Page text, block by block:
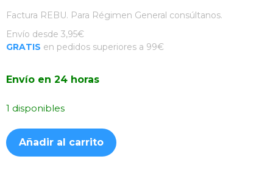
Factura REBU. Para Régimen General consúltanos.
Envío desde 3,95€
GRATIS en pedidos superiores a 99€
Envío en 24 horas
1 disponibles
Funda
Silicona
Añadir al carrito